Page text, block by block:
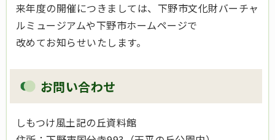
来年度の開催につきましては、下野市文化財バーチャ
ルミュージアムや下野市ホームページで
改めてお知らせいたします。
お問い合わせ
しもつけ風土記の丘資料館